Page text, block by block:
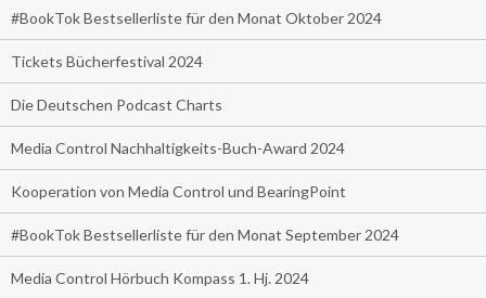
#BookTok Bestsellerliste für den Monat Oktober 2024
Tickets Bücherfestival 2024
Die Deutschen Podcast Charts
Media Control Nachhaltigkeits-Buch-Award 2024
Kooperation von Media Control und BearingPoint
#BookTok Bestsellerliste für den Monat September 2024
Media Control Hörbuch Kompass 1. Hj. 2024